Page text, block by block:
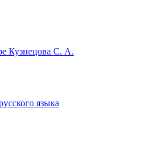
Кузнецова С. А.
языка